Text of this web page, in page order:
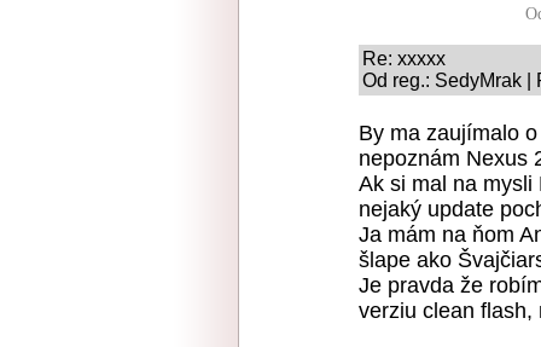
Re: xxxxx
Od reg.: SedyMrak |
By ma zaujímalo
nepoznám Nexus
Ak si mal na mysli
nejaký update
Ja mám na ňom
šlape ako
Je pravda že
verziu clean flash,